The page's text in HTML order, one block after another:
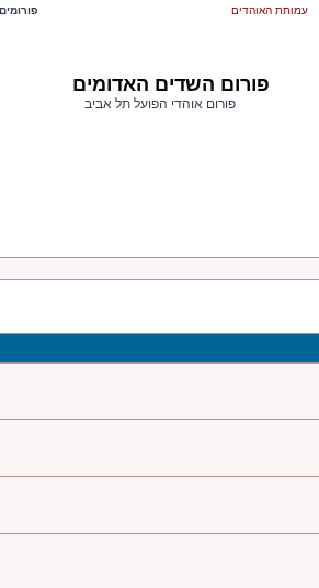
עמותת האוהדים
פורום השדים האדומים
פורום אוהדי הפועל תל אביב